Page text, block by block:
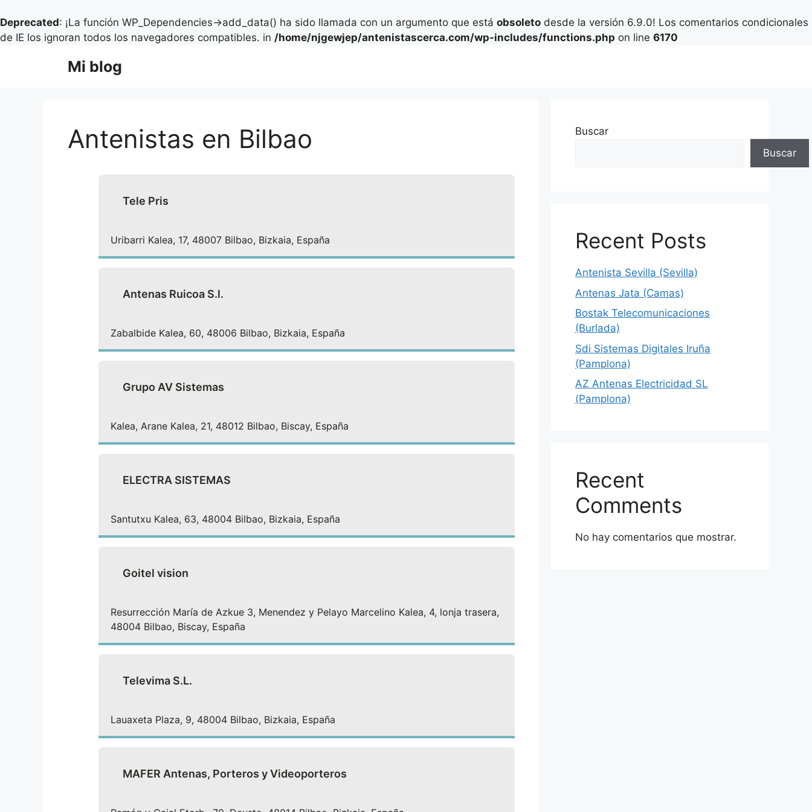
Deprecated: ¡La función WP_Dependencies->add_data() ha sido llamada con un argumento que está obsoleto desde la versión 6.9.0! Los comentarios condicionales
de IE los ignoran todos los navegadores compatibles. in /home/njgewjep/antenistascerca.com/wp-includes/functions.php on line 6170
Mi blog
Antenistas en Bilbao
Tele Pris
Uribarri Kalea, 17, 48007 Bilbao, Bizkaia, España
Antenas Ruicoa S.l.
Zabalbide Kalea, 60, 48006 Bilbao, Bizkaia, España
Grupo AV Sistemas
Kalea, Arane Kalea, 21, 48012 Bilbao, Biscay, España
ELECTRA SISTEMAS
Santutxu Kalea, 63, 48004 Bilbao, Bizkaia, España
Goitel vision
Resurrección María de Azkue 3, Menendez y Pelayo Marcelino Kalea, 4, lonja trasera,
48004 Bilbao, Biscay, España
Televima S.L.
Lauaxeta Plaza, 9, 48004 Bilbao, Bizkaia, España
MAFER Antenas, Porteros y Videoporteros
Buscar
Buscar
Recent Posts
Antenista Sevilla (Sevilla)
Antenas Jata (Camas)
Bostak Telecomunicaciones
(Burlada)
Sdi Sistemas Digitales Iruña
(Pamplona)
AZ Antenas Electricidad SL
(Pamplona)
Recent
Comments
No hay comentarios que mostrar.